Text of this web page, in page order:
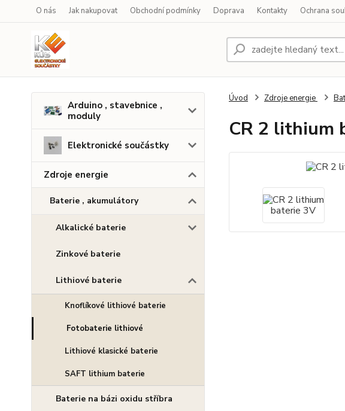
O nás Jak nakupovat Obchodní podmínky Doprava Kontakty Ochrana
Arduino , stavebnice ,
moduly
Elektronické součástky
Zdroje energie
Baterie , akumulátory
Alkalické baterie
Zinkové baterie
Lithiové baterie
Knoflíkové lithiové baterie
Fotobaterie lithiové
Lithiové klasické baterie
SAFT lithium baterie
Baterie na bázi oxidu stříbra
Úvod Zdroje energie
CR 2 lithium